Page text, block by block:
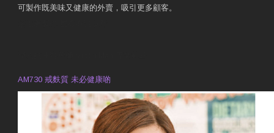
可製作既美味又健康的外賣，吸引更多顧客。
AM730 戒麩質 未必健康啲